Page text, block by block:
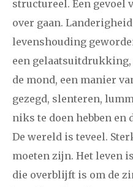
structureel. Een gevoel
over gaan.
levenshouding
een gelaatsuitdrukking,
de mond, een manier
gezegd, slenteren,
niks te doen hebben
De wereld is teveel.
moeten zijn. Het leven
die overblijft is om de